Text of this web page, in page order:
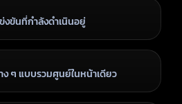
ขันที่กำลังดำเนินอยู่
ๆ แบบรวมศูนย์ในหน้าเดียว